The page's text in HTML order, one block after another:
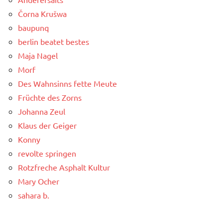
Čorna Krušwa
baupunq
berlin beatet bestes
Maja Nagel
Morf
Des Wahnsinns fette Meute
Früchte des Zorns
Johanna Zeul
Klaus der Geiger
Konny
revolte springen
Rotzfreche Asphalt Kultur
Mary Ocher
sahara b.